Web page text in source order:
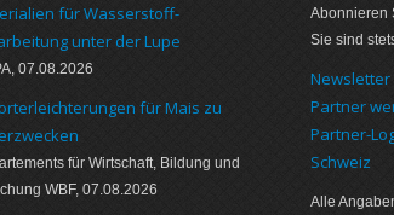
für Wasserstoff-
unter der Lupe
07.08.2026
für Mais zu
für Wirtschaft, Bildung und
WBF, 07.08.2026
Abonnieren
Sie sind
Partner
Partner-
Schweiz
Alle